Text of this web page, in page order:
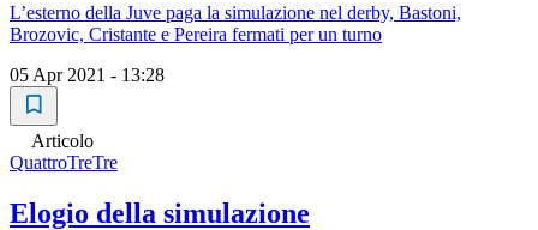
L’esterno della Juve paga la simulazione nel derby, Bastoni,
Brozovic, Cristante e Pereira fermati per un turno
05 Apr 2021 - 13:28
Articolo
QuattroTreTre
Elogio della simulazione